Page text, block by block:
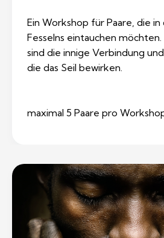
Ein Workshop für Paare, die
Fesselns eintauchen
sind die innige Verbindung
die das Seil bewirken.
maximal 5 Paare pro